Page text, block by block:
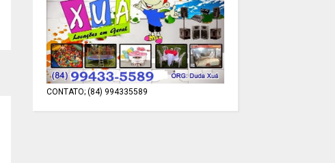
CONTATO; (84) 994335589